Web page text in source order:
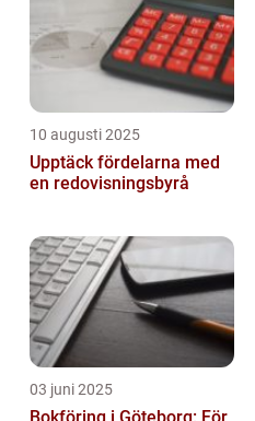
10 augusti 2025
Upptäck fördelarna med
en redovisningsbyrå
03 juni 2025